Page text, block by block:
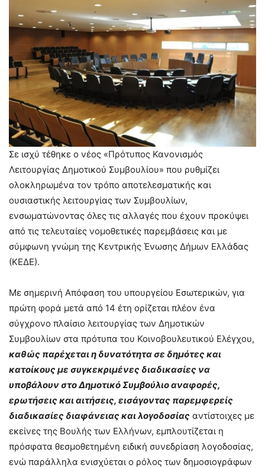
Σε ισχύ τέθηκε ο νέος «Πρότυπος Κανονισμός
Λειτουργίας Δημοτικού Συμβουλίου» που ρυθμίζει
ολοκληρωμένα τον τρόπο αποτελεσματικής και
ουσιαστικής λειτουργίας των Συμβουλίων,
ενσωματώνοντας όλες τις αλλαγές που έχουν προκύψει
από τις τελευταίες νομοθετικές παρεμβάσεις και με
σύμφωνη γνώμη της Κεντρικής Ένωσης Δήμων Ελλάδας
(ΚΕΔΕ).
Με σημερινή Απόφαση του υπουργείου Εσωτερικών, για
πρώτη φορά μετά από 14 έτη ορίζεται πλέον ένα
σύγχρονο πλαίσιο λειτουργίας των Δημοτικών
Συμβουλίων στα πρότυπα του Κοινοβουλευτικού Ελέγχου,
καθώς παρέχεται η δυνατότητα σε δημότες και
κατοίκους με συγκεκριμένες διαδικασίες να
υποβάλουν στο Δημοτικό Συμβούλιο αναφορές,
ερωτήσεις και αιτήσεις, εισάγοντας παρεμφερείς
διαδικασίες διαφάνειας και λογοδοσίας αντίστοιχες με
εκείνες της Βουλής των Ελλήνων, εμπλουτίζεται η
πρόσφατα θεσμοθετημένη ειδική συνεδρίαση λογοδοσίας,
ενώ παράλληλα ενισχύεται ο ρόλος των δημοσιογράφων